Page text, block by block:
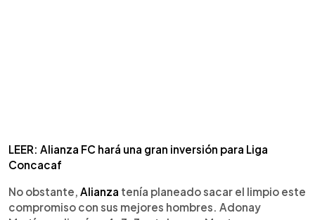
LEER: Alianza FC hará una gran inversión para Liga
Concacaf
No obstante, Alianza tenía planeado sacar el limpio este
compromiso con sus mejores hombres. Adonay